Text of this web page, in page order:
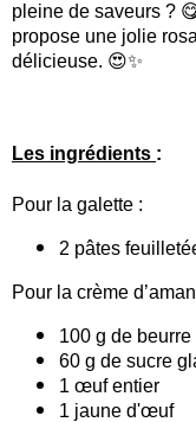
pleine de saveurs ?
propose une jolie
délicieuse. 😍✨
Les ingrédients :
Pour la galette :
2 pâtes
Pour la crème
100 g de
60 g de sucre
1 œuf entier
1 jaune d'œuf